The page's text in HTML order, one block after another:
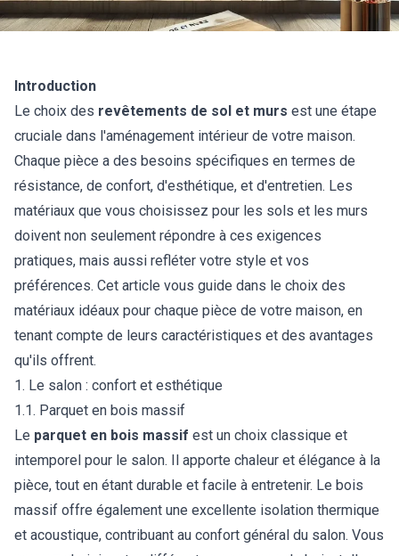
Introduction
Le choix des revêtements de sol et murs est une étape
cruciale dans l'aménagement intérieur de votre maison.
Chaque pièce a des besoins spécifiques en termes de
résistance, de confort, d'esthétique, et d'entretien. Les
matériaux que vous choisissez pour les sols et les murs
doivent non seulement répondre à ces exigences
pratiques, mais aussi refléter votre style et vos
préférences. Cet article vous guide dans le choix des
matériaux idéaux pour chaque pièce de votre maison, en
tenant compte de leurs caractéristiques et des avantages
qu'ils offrent.
1. Le salon : confort et esthétique
1.1. Parquet en bois massif
Le parquet en bois massif est un choix classique et
intemporel pour le salon. Il apporte chaleur et élégance à la
pièce, tout en étant durable et facile à entretenir. Le bois
massif offre également une excellente isolation thermique
et acoustique, contribuant au confort général du salon. Vous